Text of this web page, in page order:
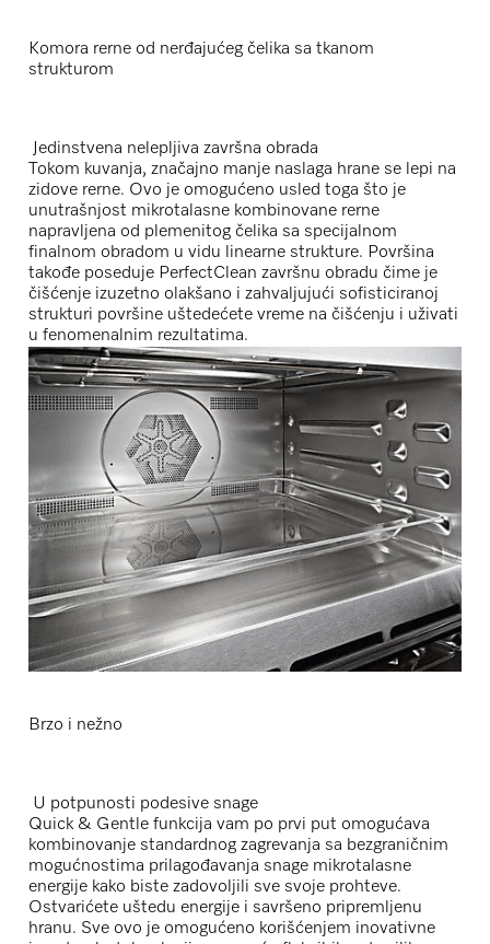
Komora rerne od nerđajućeg čelika sa tkanom
strukturom
Jedinstvena nelepljiva završna obrada
Tokom kuvanja, značajno manje naslaga hrane se lepi na
zidove rerne. Ovo je omogućeno usled toga što je
unutrašnjost mikrotalasne kombinovane rerne
napravljena od plemenitog čelika sa specijalnom
finalnom obradom u vidu linearne strukture. Površina
takođe poseduje PerfectClean završnu obradu čime je
čišćenje izuzetno olakšano i zahvaljujući sofisticiranoj
strukturi površine uštedećete vreme na čišćenju i uživati
u fenomenalnim rezultatima.
Brzo i nežno
U potpunosti podesive snage
Quick & Gentle funkcija vam po prvi put omogućava
kombinovanje standardnog zagrevanja sa bezgraničnim
mogućnostima prilagođavanja snage mikrotalasne
energije kako biste zadovoljili sve svoje prohteve.
Ostvarićete uštedu energije i savršeno pripremljenu
hranu. Sve ovo je omogućeno korišćenjem inovativne